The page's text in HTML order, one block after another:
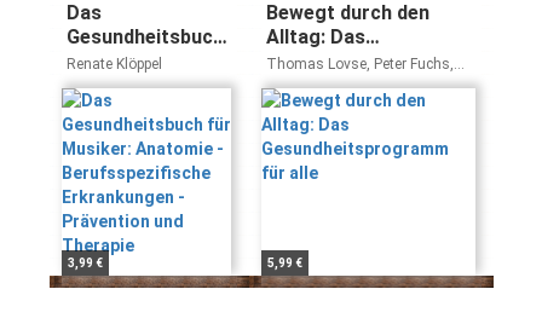
Das
Gesundheitsbuch
für Musiker:
Anatomie -
Berufsspezifische
Erkrankungen -
Prävention und
Therapie
Renate Klöppel
3,99 €
Bewegt durch den
Alltag: Das
Gesundheitsprogramm
für alle
Thomas Lovse, Peter Fuchs,
Gernot Deutsch
5,99 €